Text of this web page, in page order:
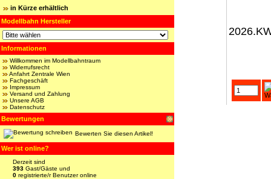
in Kürze erhältlich
Modellbahn Hersteller
Informationen
Willkommen im Modellbahntraum
Widerrufsrecht
Anfahrt Zentrale Wien
Fachgeschäft
Impressum
Versand und Zahlung
Unsere AGB
Datenschutz
Bewertungen
Bewerten Sie diesen Artikel!
Wer ist online?
Derzeit sind
393 Gast/Gäste und
0 registrierte/r Benutzer online